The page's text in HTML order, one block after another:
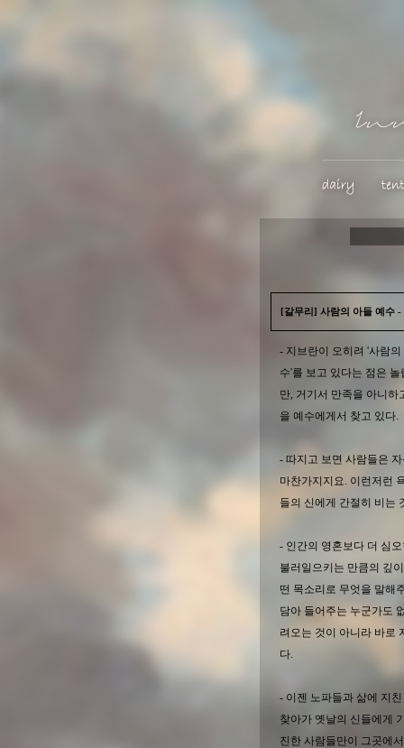
[갈무리] 사람의 아들 예수 -
- 지브란이 오히려 '사람
수'를 보고 있다는 점은
만, 거기서 만족을 아니하
을 예수에게서 찾고 있다.
- 따지고 보면 사람들은
마찬가지지요. 이런저런
들의 신에게 간절히 비는
- 인간의 영혼보다 더 심
불러일으키는 만큼의 깊
떤 목소리로 무엇을 말해
담아 들어주는 누군가도
려오는 것이 아니라 바로
다.
- 이젠 노파들과 삶에 지
찾아가 옛날의 신들에게
진한 사람들만이 그곳에